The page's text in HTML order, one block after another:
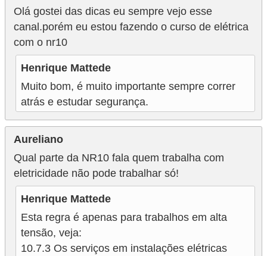
Olá gostei das dicas eu sempre vejo esse
canal.porém eu estou fazendo o curso de elétrica
com o nr10
Henrique Mattede
Muito bom, é muito importante sempre correr
atrás e estudar segurança.
Aureliano
Qual parte da NR10 fala quem trabalha com
eletricidade não pode trabalhar só!
Henrique Mattede
Esta regra é apenas para trabalhos em alta
tensão, veja:
10.7.3 Os serviços em instalações elétricas
e
g
u
r
n
ç
m
e
l
e
t